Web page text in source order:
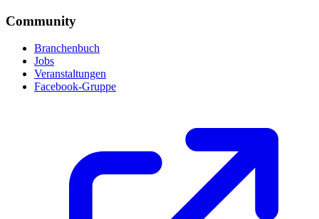
Community
Branchenbuch
Jobs
Veranstaltungen
Facebook-Gruppe